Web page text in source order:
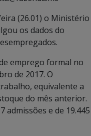
(26.01) o Ministério
os dados do
emprego formal no
de 2017. O
equivalente a
do mês anterior.
admissões e de 19.445